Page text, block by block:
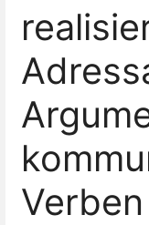
Verben